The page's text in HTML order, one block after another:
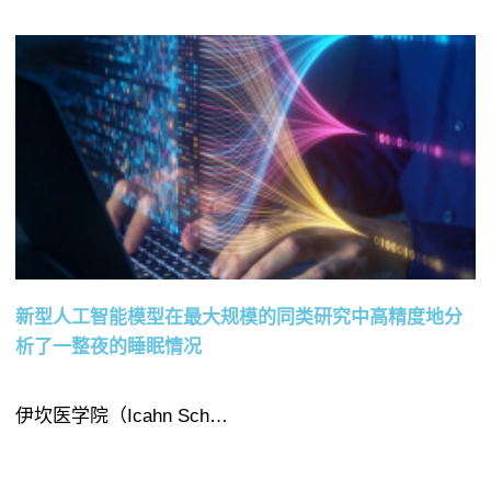
新型人工智能模型在最大规模的同类研究中高精度地分
析了一整夜的睡眠情况
伊坎医学院（Icahn Sch…